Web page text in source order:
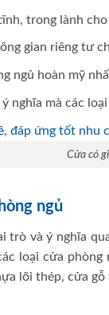
trong lành
gian riêng tư
ngủ hoàn mỹ
nghĩa mà các
Cửa có
ngủ
trò và ý nghĩa
loại cửa phòng
lõi thép, cửa